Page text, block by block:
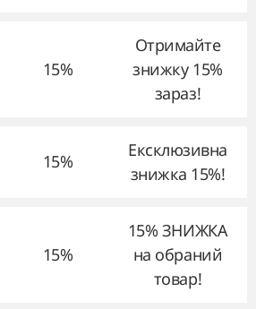
15%
Отримайте
знижку 15%
зараз!
15%
Ексклюзивна
знижка 15%!
15%
15% ЗНИЖКА
на обраний
товар!